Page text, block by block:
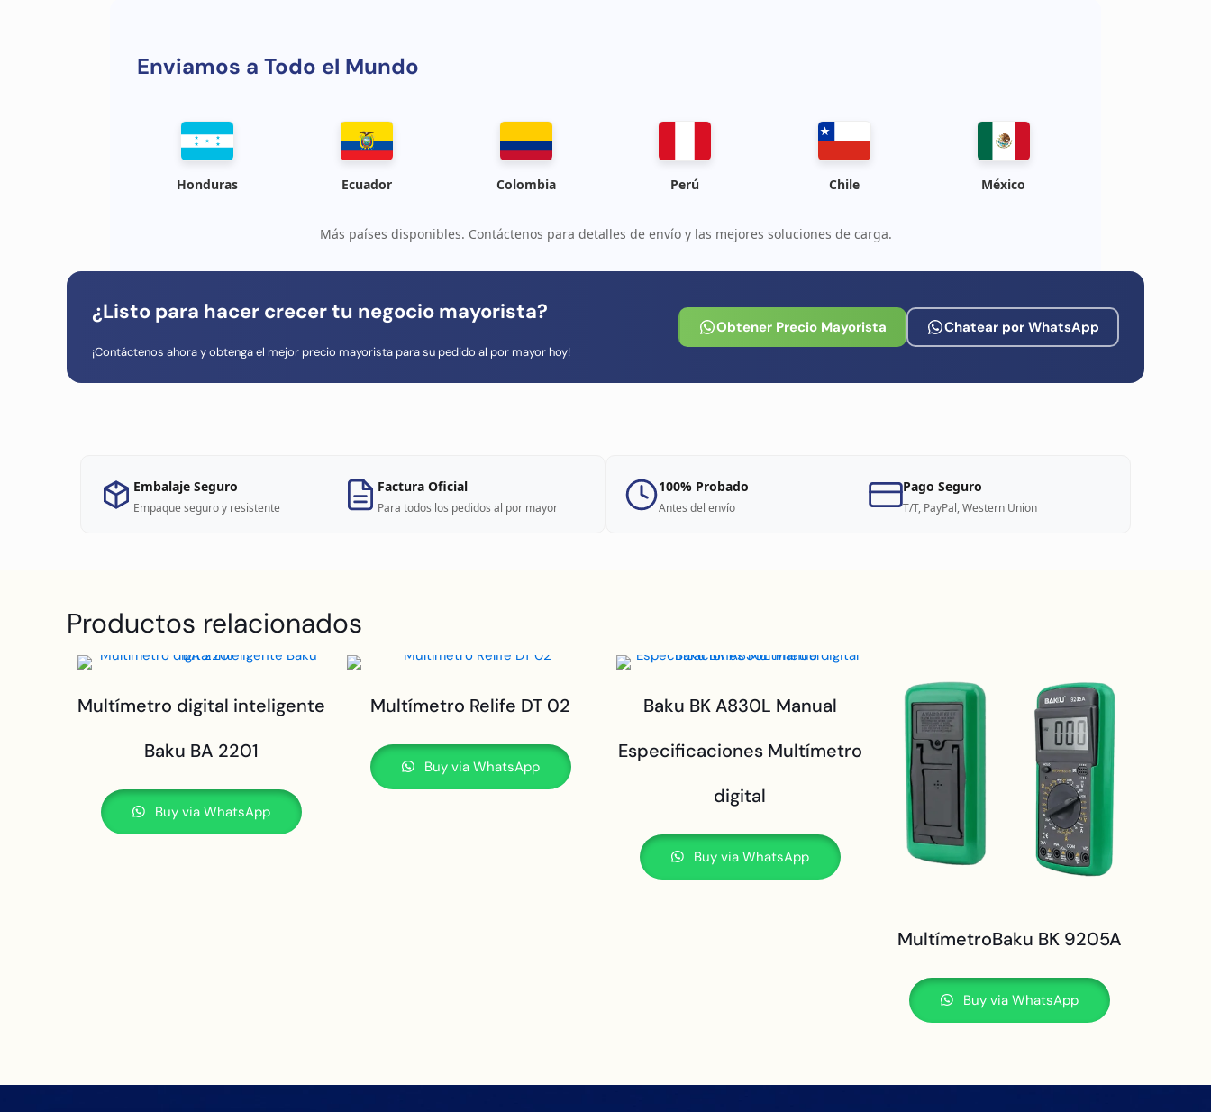
Enviamos a Todo el Mundo
Honduras Ecuador Colombia Perú Chile México
Más países disponibles. Contáctenos para detalles de envío y las mejores soluciones de carga.
¿Listo para hacer crecer tu negocio mayorista?
¡Contáctenos ahora y obtenga el mejor precio mayorista para su pedido al por mayor hoy!
Obtener Precio Mayorista Chatear por WhatsApp
Embalaje Seguro
Empaque seguro y resistente
Factura Oficial
Para todos los pedidos al por mayor
100% Probado
Antes del envío
Pago Seguro
T/T, PayPal, Western Union
Productos relacionados
Multímetro digital inteligente
Baku BA 2201
Buy via WhatsApp
Multímetro Relife DT 02
Buy via WhatsApp
Baku BK A830L Manual
Especificaciones Multímetro
digital
Buy via WhatsApp
MultímetroBaku BK 9205A
Buy via WhatsApp